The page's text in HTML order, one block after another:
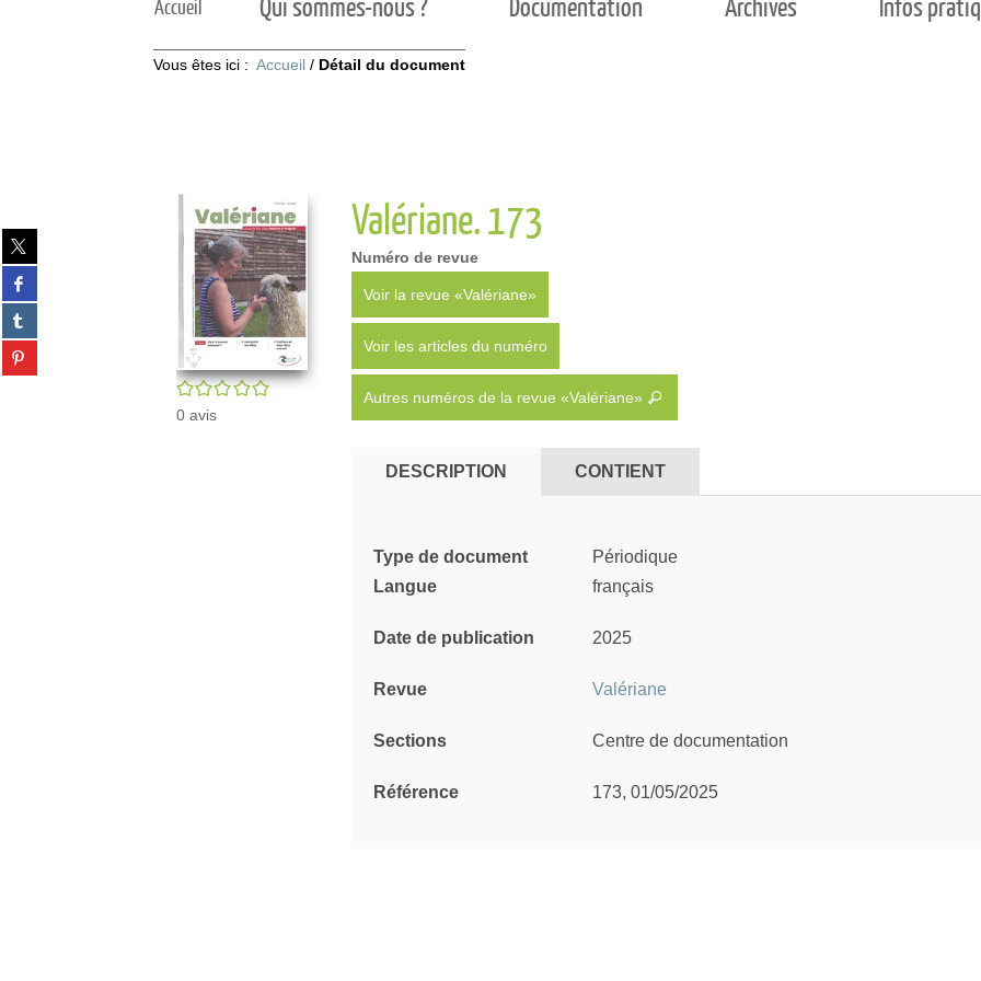
Vous êtes ici : Accueil / Détail du document
Accueil
Partager
sur
twitter
(Nouvelle
fenêtre)
Partager
sur
facebook
(Nouvelle
fenêtre)
Partager
sur
tumblr
(Nouvelle
Partager
sur
/5
0 avis
Valériane. 173
Numéro de revue
Voir la revue «Valériane»
Voir les articles du numéro
Autres numéros de la revue «Valériane»
DESCRIPTION CONTIENT
Type de document
Périodique
Langue
français
Date de publication 2025
Revue Valériane
Sections Centre de documentation
Référence 173, 01/05/2025